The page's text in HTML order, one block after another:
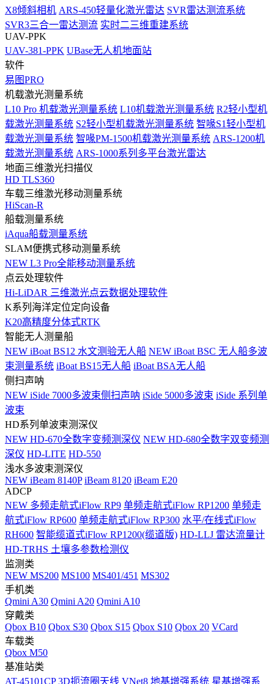
X8倾斜相机 ARS-450轻量化激光雷达 SVR雷达测流系统
SVR3三合一雷达测流 实时二三维重建系统
UAV-PPK
UAV-381-PPK UBase无人机地面站
软件
易图PRO
机载激光测量系统
L10 Pro 机载激光测量系统 L10机载激光测量系统 R2轻小型机
载激光测量系统 S2轻小型机载激光测量系统 智喙S1轻小型机
载激光测量系统 智喙PM-1500机载激光测量系统 ARS-1200机
载激光测量系统 ARS-1000系列多平台激光雷达
地面三维激光扫描仪
HD TLS360
车载三维激光移动测量系统
HiScan-R
船载测量系统
iAqua船载测量系统
SLAM便携式移动测量系统
NEW L3 Pro全能移动测量系统
点云处理软件
Hi-LiDAR 三维激光点云数据处理软件
K系列海洋定位定向设备
K20高精度分体式RTK
智能无人测量船
NEW iBoat BS12 水文测验无人船 NEW iBoat BSC 无人船多波
束测量系统 iBoat BS15无人船 iBoat BSA无人船
侧扫声呐
NEW iSide 7000多波束侧扫声呐 iSide 5000多波束 iSide 系列单
波束
HD系列单波束测深仪
NEW HD-670全数字变频测深仪 NEW HD-680全数字双变频测
深仪 HD-LITE HD-550
浅水多波束测深仪
NEW iBeam 8140P iBeam 8120 iBeam E20
ADCP
NEW 多频走航式iFlow RP9 单频走航式iFlow RP1200 单频走
航式iFlow RP600 单频走航式iFlow RP300 水平/在线式iFlow
RH600 智能缆道式iFlow RP1200(缆道版) HD-LLJ 雷达流量计
HD-TRHS 土壤多参数检测仪
监测类
NEW MS200 MS100 MS401/451 MS302
手机类
Qmini A30 Qmini A20 Qmini A10
穿戴类
Qbox B10 Qbox S30 Qbox S15 Qbox S10 Qbox 20 VCard
车载类
Qbox M50
基准站类
AT-45101CP 3D扼流圈天线 VNet8 地基增强系统 星基增强系